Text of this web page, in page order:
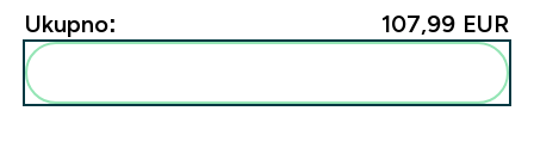
Ukupno: 107,99 EUR‎